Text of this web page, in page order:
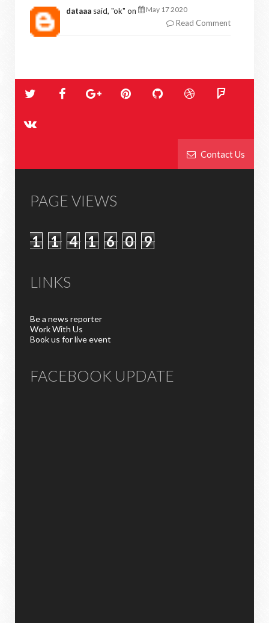
dataaa said, "ok" on May 17 2020
Read Comment
Contact Us
PAGE VIEWS
1 1 4 1 6 0 9
LINKS
Be a news reporter
Work With Us
Book us for live event
FACEBOOK UPDATE